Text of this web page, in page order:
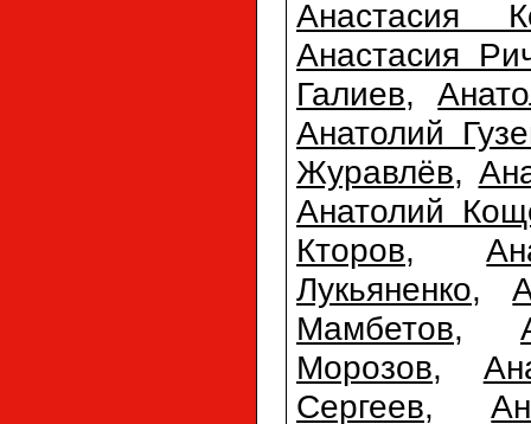
Анастасия
Анастасия
Галиев,
Анатолий
Журавлёв,
Анатолий
Кторов,
Лукьяненко,
Мамбетов,
Морозов,
Сергеев,